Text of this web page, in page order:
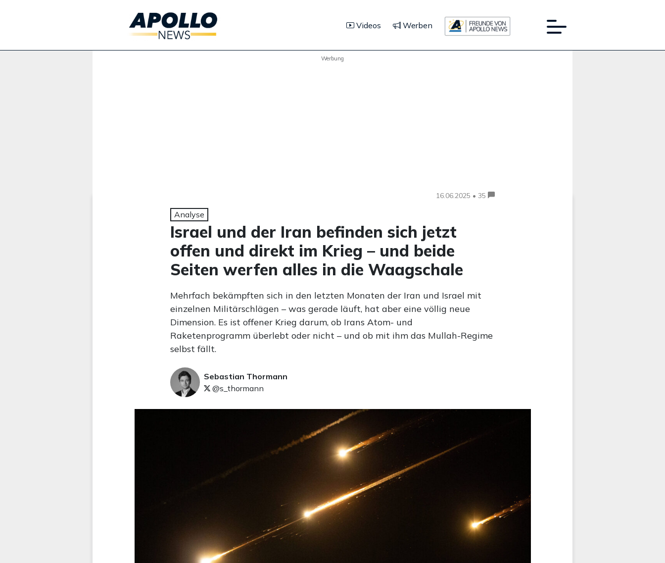
Videos Werben
Werbung
16.06.2025 • 35
Analyse
Israel und der Iran befinden sich jetzt
offen und direkt im Krieg – und beide
Seiten werfen alles in die Waagschale
Mehrfach bekämpften sich in den letzten Monaten der Iran und Israel mit
einzelnen Militärschlägen – was gerade läuft, hat aber eine völlig neue
Dimension. Es ist offener Krieg darum, ob Irans Atom- und
Raketenprogramm überlebt oder nicht – und ob mit ihm das Mullah-Regime
selbst fällt.
Sebastian Thormann
@s_thormann